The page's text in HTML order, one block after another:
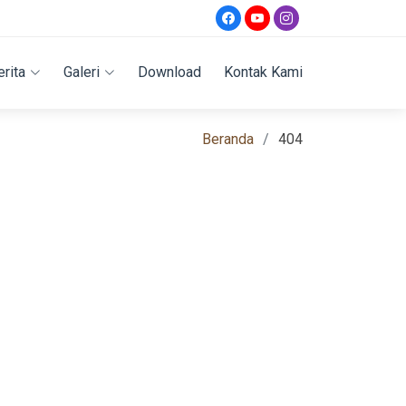
Galeri Download Kontak Kami
Beranda 404